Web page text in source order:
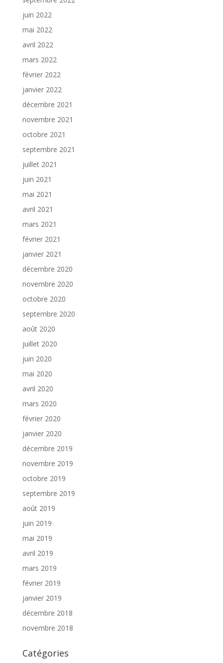
juin 2022
mai 2022
avril 2022
mars 2022
février 2022
janvier 2022
décembre 2021
novembre 2021
octobre 2021
septembre 2021
juillet 2021
juin 2021
mai 2021
avril 2021
mars 2021
février 2021
janvier 2021
décembre 2020
novembre 2020
octobre 2020
septembre 2020
août 2020
juillet 2020
juin 2020
mai 2020
avril 2020
mars 2020
février 2020
janvier 2020
décembre 2019
novembre 2019
octobre 2019
septembre 2019
août 2019
juin 2019
mai 2019
avril 2019
mars 2019
février 2019
janvier 2019
décembre 2018
novembre 2018
Catégories